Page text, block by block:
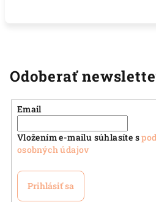
Odoberať
Email
Vložením e-mailu súhlasíte s
osobných údajov
Prihlásiť sa